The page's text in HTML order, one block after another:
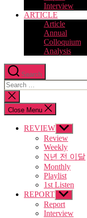
Interview
ARTICLE
Article
Annual
Colloquium
Analysis
Search
Search
for:
Close
search
Close Menu
REVIEW Show
sub
menu
Review
Weekly
N년 전 이달
Monthly
Playlist
1st Listen
REPORT Show
sub
menu
Report
Interview